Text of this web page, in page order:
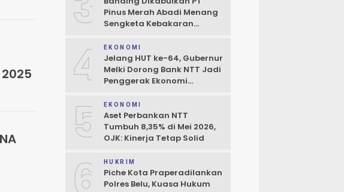
Pinus Merah Abadi Menang
Sengketa Kebakaran
4 EKONOMI
Jelang HUT ke-64, Gubernur
Melki Dorong Bank NTT Jadi
Penggerak Ekonomi
5 EKONOMI
Aset Perbankan NTT
Tumbuh 8,35% di Mei 2026,
OJK: Kinerja Tetap Solid
6 HUKRIM
Piche Kota Praperadilankan
Polres Belu, Kuasa Hukum